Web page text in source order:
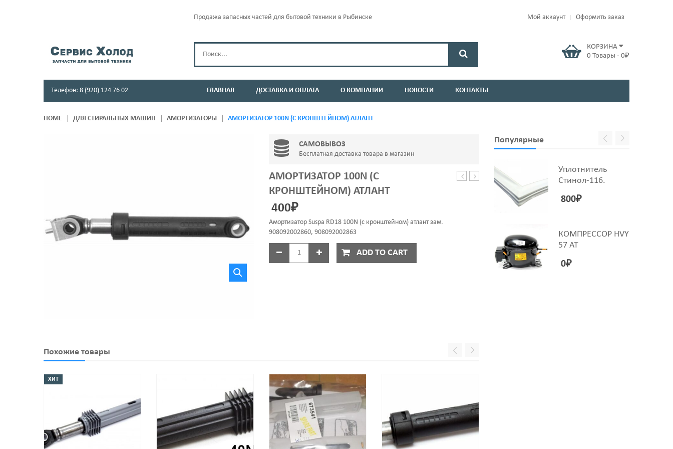
Продажа запасных частей для бытовой техники в Рыбинске Мой аккаунт Оформить заказ
КОРЗИНА
0 Товары - 0₽
Телефон: 8 (920) 124 76 02 ГЛАВНАЯ ДОСТАВКА И ОПЛАТА О КОМПАНИИ НОВОСТИ КОНТАКТЫ
HOME ДЛЯ СТИРАЛЬНЫХ МАШИН АМОРТИЗАТОРЫ АМОРТИЗАТОР 100N (С КРОНШТЕЙНОМ) АТЛАНТ
САМОВЫВОЗ
Бесплатная доставка товара в магазин
PREMIUM
АМОРТИЗАТОР 100N (С
КРОНШТЕЙНОМ) АТЛАНТ
400₽
Амортизатор Suspa RD18 100N (с кронштейном) атлант зам.
908092002860, 908092002863
ADD TO CART
Похожие товары
ХИТ
Популярные
Уплотнитель
Стинол-116.
800₽
КОМПРЕССОР HVY
57 AT
0₽